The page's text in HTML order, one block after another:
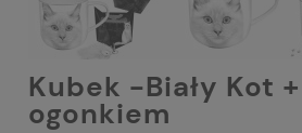
Kubek -Biały Kot
ogonkiem